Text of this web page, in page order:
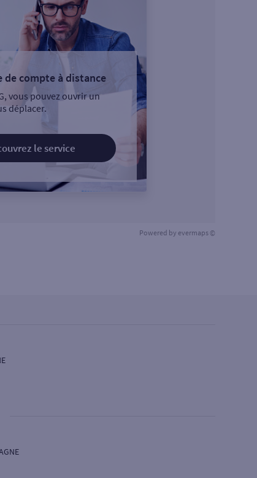
de compte à distance
vous pouvez ouvrir un
déplacer.
le service
Powered by evermaps ©